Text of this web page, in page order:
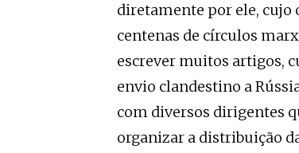
diretamente por ele,
centenas de círculos
escrever muitos artigos,
envio clandestino a
com diversos dirigentes
organizar a distribuição